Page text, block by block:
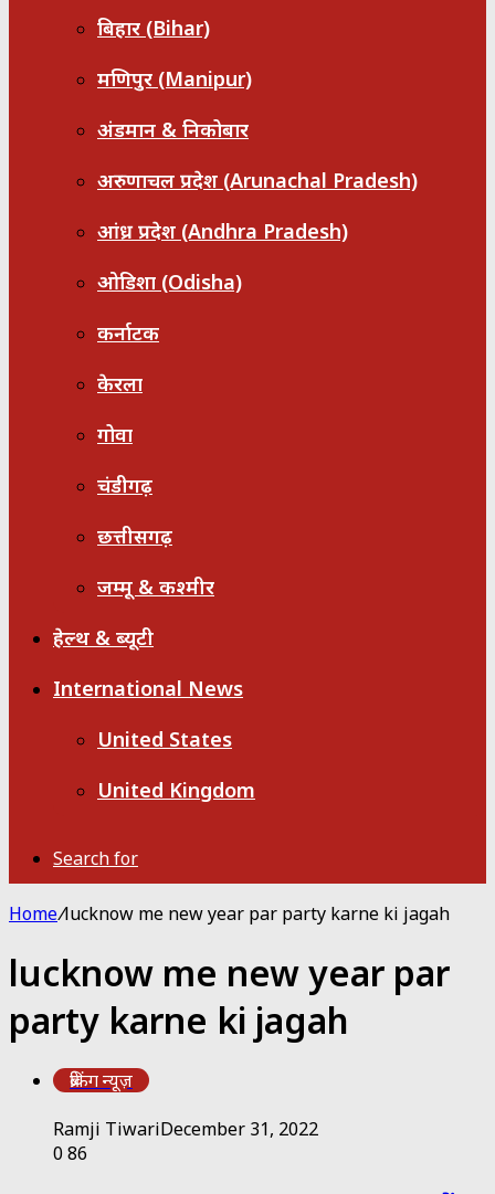
बिहार (Bihar)
मणिपुर (Manipur)
अंडमान & निकोबार
अरुणाचल प्रदेश (Arunachal Pradesh)
आंध्र प्रदेश (Andhra Pradesh)
ओडिशा (Odisha)
कर्नाटक
केरला
गोवा
चंडीगढ़
छत्तीसगढ़
जम्मू & कश्मीर
हेल्थ & ब्यूटी
International News
United States
United Kingdom
Search for
Home/lucknow me new year par party karne ki jagah
lucknow me new year par
party karne ki jagah
ब्रेकिंग न्यूज़
Ramji TiwariDecember 31, 2022
086